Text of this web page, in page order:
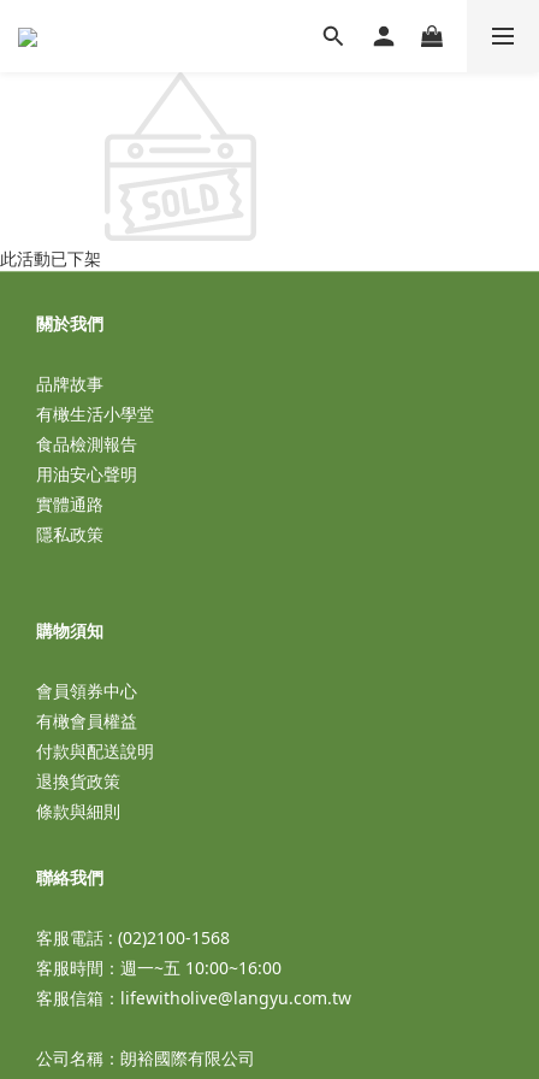
此活動已下架
關於我們
品牌故事
有橄生活小學堂
食品檢測報告
用油安心聲明
實體通路
隱私政策
購物須知
會員領券中心
有橄會員權益
付款與配送說明
退換貨政策
條款與細則
聯絡我們
客服電話 : (02)2100-1568
客服時間：週一~五 10:00~16:00
客服信箱：lifewitholive@langyu.com.tw
公司名稱：朗裕國際有限公司